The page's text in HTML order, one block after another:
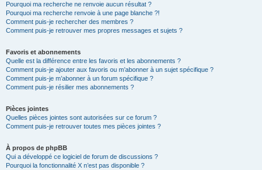
Pourquoi ma recherche ne renvoie aucun résultat ?
Pourquoi ma recherche renvoie à une page blanche ?!
Comment puis-je rechercher des membres ?
Comment puis-je retrouver mes propres messages et sujets ?
Favoris et abonnements
Quelle est la différence entre les favoris et les abonnements ?
Comment puis-je ajouter aux favoris ou m’abonner à un sujet spécifique ?
Comment puis-je m’abonner à un forum spécifique ?
Comment puis-je résilier mes abonnements ?
Pièces jointes
Quelles pièces jointes sont autorisées sur ce forum ?
Comment puis-je retrouver toutes mes pièces jointes ?
À propos de phpBB
Qui a développé ce logiciel de forum de discussions ?
Pourquoi la fonctionnalité X n’est pas disponible ?